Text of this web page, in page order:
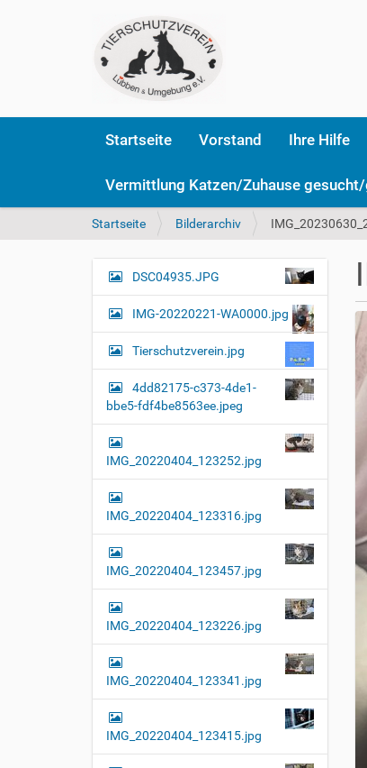
Startseite Vorstand Ihre Hilfe
Vermittlung Katzen/Zuhause
S
e
i
d
i
Startseite Bilderarchiv
N
i
g
a
t
i
o
n
DSC04935.JPG
IMG-20220221-WA0000.jpg
Tierschutzverein.jpg
4dd82175-c373-4de1-
bbe5-fdf4be8563ee.jpeg
IMG_20220404_123252.jpg
IMG_20220404_123316.jpg
IMG_20220404_123457.jpg
IMG_20220404_123226.jpg
IMG_20220404_123341.jpg
IMG_20220404_123415.jpg